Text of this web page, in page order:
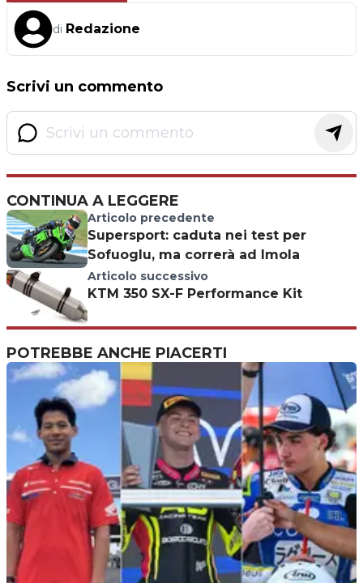
di Redazione
Scrivi un commento
CONTINUA A LEGGERE
Articolo precedente
Supersport: caduta nei test per
Sofuoglu, ma correrà ad Imola
Articolo successivo
KTM 350 SX-F Performance Kit
POTREBBE ANCHE PIACERTI